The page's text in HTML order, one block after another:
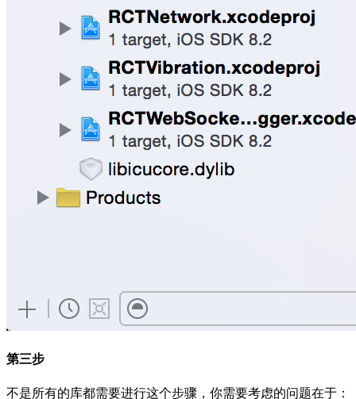
第三步
不是所有的库都需要进行这个步骤，你需要考虑的问题在于：